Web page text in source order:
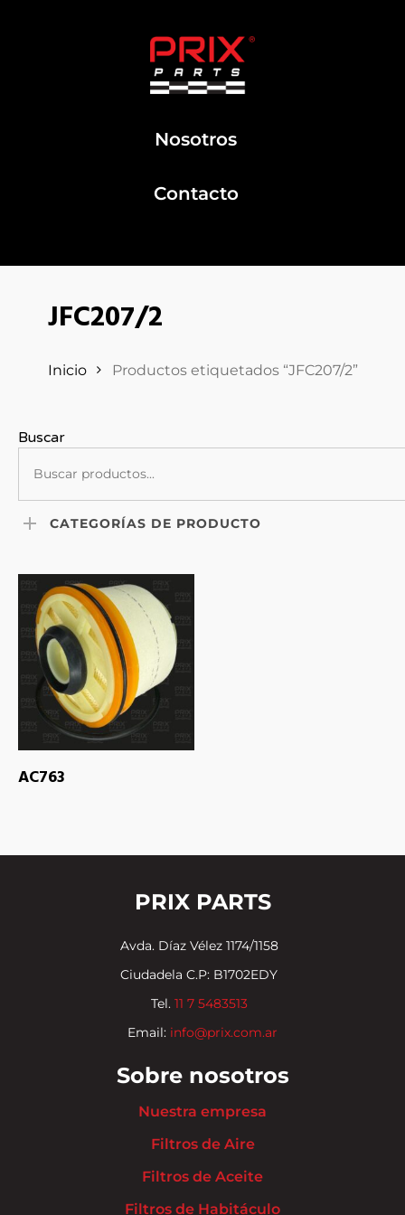
Nosotros
Contacto
JFC207/2
Inicio Productos etiquetados “JFC207/2”
Buscar
CATEGORÍAS DE PRODUCTO
AC763
PRIX PARTS
Avda. Díaz Vélez 1174/1158
Ciudadela C.P: B1702EDY
Tel. 11 7 5483513
Email: info@prix.com.ar
Sobre nosotros
Nuestra empresa
Filtros de Aire
Filtros de Aceite
Filtros de Habitáculo